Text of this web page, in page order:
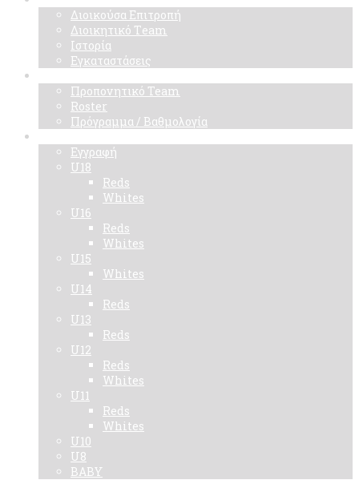
Διοικούσα Επιτροπή
Διοικητικό Τeam
Ιστορία
Εγκαταστάσεις
Προπονητικό Team
Roster
Πρόγραμμα / Βαθμολογία
Εγγραφή
U18
Reds
Whites
U16
Reds
Whites
U15
Whites
U14
Reds
U13
Reds
U12
Reds
Whites
U11
Reds
Whites
U10
U8
BABY